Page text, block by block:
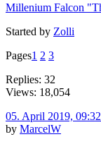
Millenium Falcon
Started by Zolli
Pages1 2 3
Replies: 32
Views: 18,054
05. April 2019,
by MarcelW